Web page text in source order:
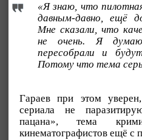
«Я знаю, что
давным-давно, ещё
Мне сказали, что
не очень. Я
пересобрали и
Потому что тема
Гараев при этом
сериала не
пацана», тема
кинематографистов ещё с